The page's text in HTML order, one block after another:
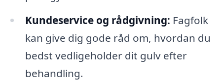
Kundeservice og rådgivning: Fagfolk
kan give dig gode råd om, hvordan du
bedst vedligeholder dit gulv efter
behandling.